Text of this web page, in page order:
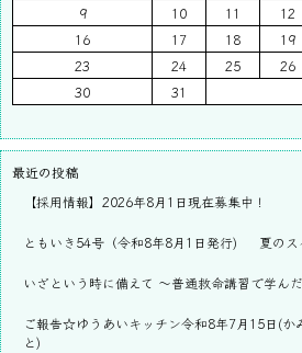
9
10 11 12
16
17 18 19
23
24 25 26
30
31
最近の投稿
【採用情報】2026年8月1日現在募集中！
ともいき54号（令和8年8月1日発行) 夏の
いざという時に備えて ～普通救命講習で学ん
ご報告☆ゆうあいキッチン令和8年7月15日(か
と)